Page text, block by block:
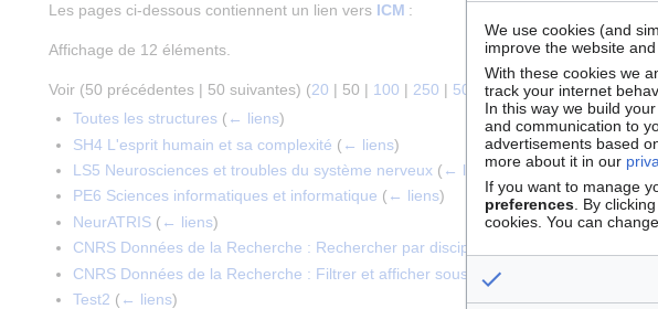
Les pages ci-dessous contiennent un lien vers ICM :
Affichage de 12 éléments.
Voir (50 précédentes | 50 suivantes) (20 | 50 | 100 | 250 | 500
Toutes les structures ( ← liens)
SH4 L'esprit humain et sa complexité ( ← liens)
LS5 Neurosciences et troubles du système nerveux ( ← liens)
PE6 Sciences informatiques et informatique ( ← liens)
NeurATRIS ( ← liens)
CNRS Données de la Recherche : Rechercher par discipline scientifique
CNRS Données de la Recherche : Filtrer et afficher sous forme d'une liste
Test2 ( ← liens)
We use cookies (and
improve the website
With these cookies we
track your internet
In this way we build
and communication to
advertisements based
more about it in our
If you want to manage
preferences . By
cookies. You can